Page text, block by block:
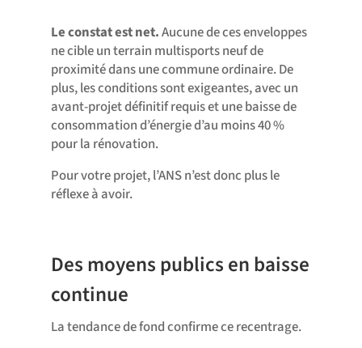
Le constat est net.Aucune de ces enveloppes
ne cible un terrain multisports neuf de
proximité dans une commune ordinaire. De
plus, les conditions sont exigeantes, avec un
avant-projet définitif requis et une baisse de
consommation d’énergie d’au moins 40 %
pour la rénovation.
Pour votre projet, l’ANS n’est donc plus le
réflexe à avoir.
Des moyens publics en baisse
continue
La tendance de fond confirme ce recentrage.